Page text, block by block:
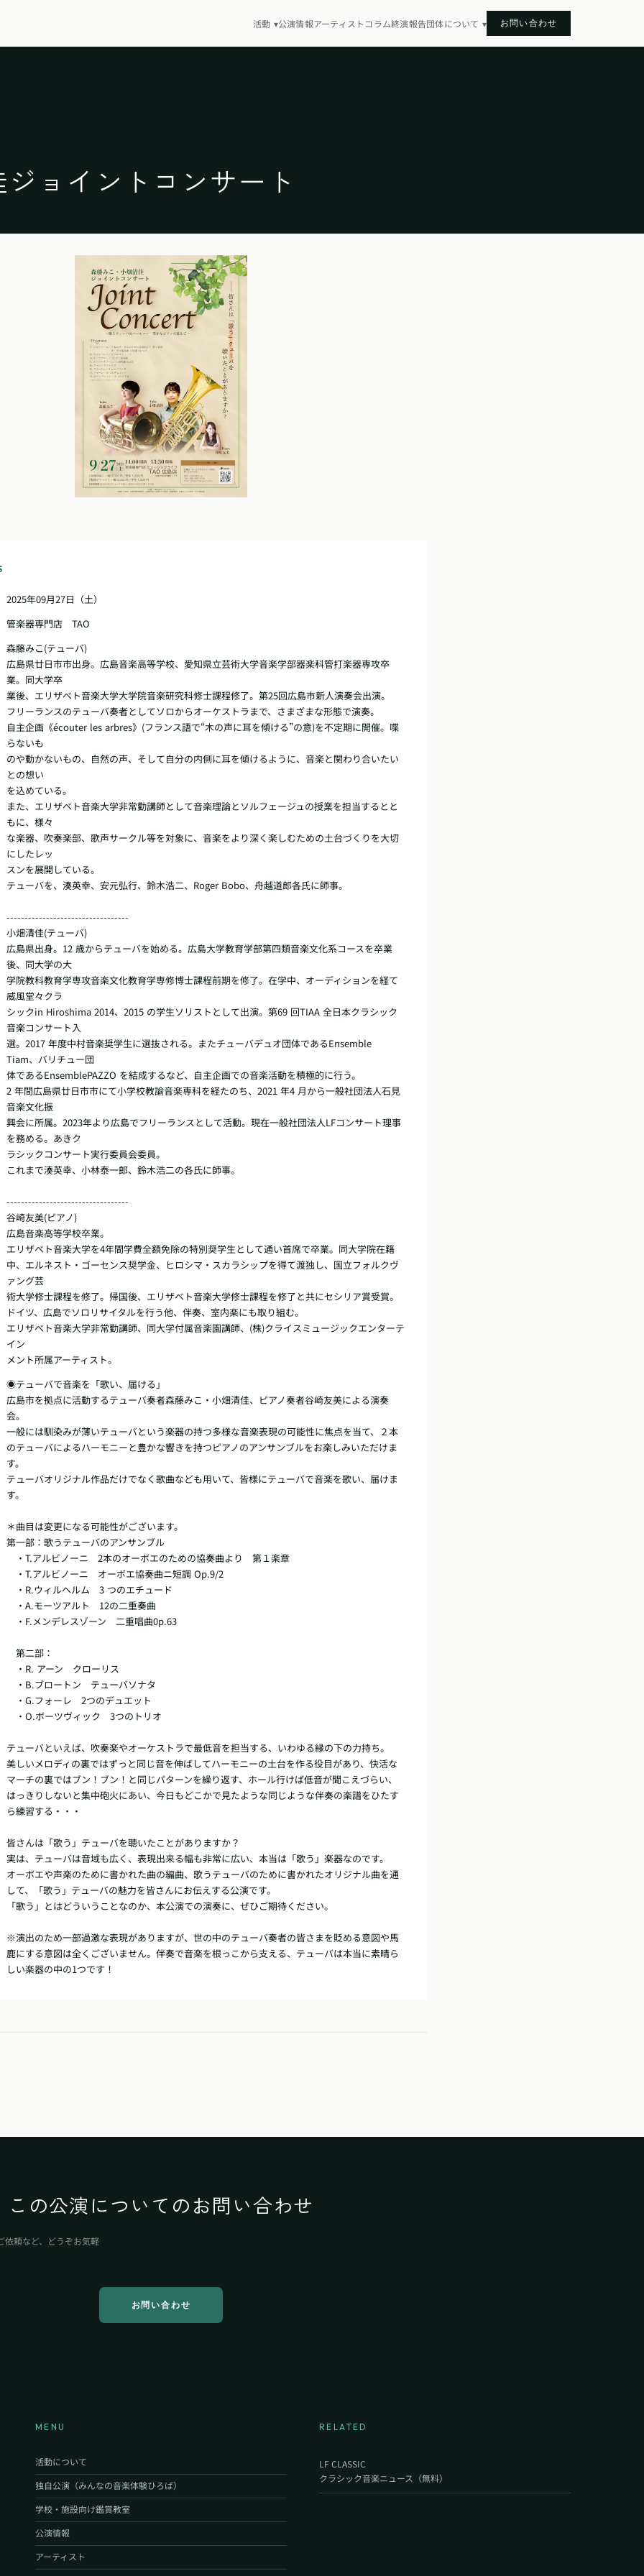
活動 ▾公演情報アーティスト コラム終演報告団体について ▾ お問い合わせ
ョイントコンサート
2025年09月27日（土）
管楽器専門店 TAO
森藤みこ(テューバ)
広島県廿日市市出身。広島音楽高等学校、愛知県立芸術大学音楽学部器楽科管打楽器専攻卒
業。同大学卒
業後、エリザベト音楽大学大学院音楽研究科修士課程修了。第25回広島市新人演奏会出演。
フリーランスのテューバ奏者としてソロからオーケストラまで、さまざまな形態で演奏。
自主企画《écouter les arbres》(フランス語で“木の声に耳を傾ける”の意)を不定期に開催。喋
らないも
のや動かないもの、自然の声、そして自分の内側に耳を傾けるように、音楽と関わり合いたい
との想い
を込めている。
また、エリザベト音楽大学非常勤講師として音楽理論とソルフェージュの授業を担当するとと
もに、様々
な楽器、吹奏楽部、歌声サークル等を対象に、音楽をより深く楽しむための土台づくりを大切
にしたレッ
スンを展開している。
テューバを、湊英幸、安元弘行、鈴木浩二、Roger Bobo、舟越道郎各氏に師事。
----------------------------------
小畑清佳(テューバ)
広島県出身。12 歳からテューバを始める。広島大学教育学部第四類音楽文化系コースを卒業
後、同大学の大
学院教科教育学専攻音楽文化教育学専修博士課程前期を修了。在学中、オーディションを経て
威風堂々クラ
シックin Hiroshima 2014、2015 の学生ソリストとして出演。第69 回TIAA 全日本クラシック
音楽コンサート入
選。2017 年度中村音楽奨学生に選抜される。またチューバデュオ団体であるEnsemble
Tiam、バリチュー団
体であるEnsemblePAZZO を結成するなど、自主企画での音楽活動を積極的に行う。
2 年間広島県廿日市市にて小学校教諭音楽専科を経たのち、2021 年4 月から一般社団法人石見
音楽文化振
興会に所属。2023年より広島でフリーランスとして活動。現在一般社団法人LFコンサート理事
を務める。あきク
ラシックコンサート実行委員会委員。
これまで湊英幸、小林泰一郎、鈴木浩二の各氏に師事。
----------------------------------
谷崎友美(ピアノ)
広島音楽高等学校卒業。
エリザベト音楽大学を4年間学費全額免除の特別奨学生として通い首席で卒業。同大学院在籍
中、エルネスト・ゴーセンス奨学金、ヒロシマ・スカラシップを得て渡独し、国立フォルクヴ
ァング芸
術大学修士課程を修了。帰国後、エリザベト音楽大学修士課程を修了と共にセシリア賞受賞。
ドイツ、広島でソロリサイタルを行う他、伴奏、室内楽にも取り組む。
エリザベト音楽大学非常勤講師、同大学付属音楽園講師、(株)クライスミュージックエンターテ
イン
メント所属アーティスト。
◉テューバで音楽を「歌い、届ける」
広島市を拠点に活動するテューバ奏者森藤みこ・小畑清佳、ピアノ奏者谷崎友美による演奏
会。
一般には馴染みが薄いテューバという楽器の持つ多様な音楽表現の可能性に焦点を当て、２本
のテューバによるハーモニーと豊かな響きを持つピアノのアンサンブルをお楽しみいただけま
す。
テューバオリジナル作品だけでなく歌曲なども用いて、皆様にテューバで音楽を歌い、届けま
す。
＊曲目は変更になる可能性がございます。
第一部：歌うテューバのアンサンブル
・T.アルビノーニ　2本のオーボエのための協奏曲より　第１楽章
・T.アルビノーニ　オーボエ協奏曲ニ短調 Op.9/2
・R.ウィルヘルム　3 つのエチュード
・A.モーツアルト　12の二重奏曲
・F.メンデレスゾーン　二重唱曲0p.63
第二部：
・R. アーン　クローリス
・B.ブロートン　テューバソナタ
・G.フォーレ　2つのデュエット
・O.ボーツヴィック　3つのトリオ
テューバといえば、吹奏楽やオーケストラで最低音を担当する、いわゆる縁の下の力持ち。
美しいメロディの裏ではずっと同じ音を伸ばしてハーモニーの土台を作る役目があり、快活な
マーチの裏ではブン！ブン！と同じパターンを繰り返す、ホール行けば低音が聞こえづらい、
はっきりしないと集中砲火にあい、今日もどこかで見たような同じような伴奏の楽譜をひたす
ら練習する・・・
皆さんは「歌う」テューバを聴いたことがありますか？
実は、テューバは音域も広く、表現出来る幅も非常に広い、本当は「歌う」楽器なのです。
オーボエや声楽のために書かれた曲の編曲、歌うテューバのために書かれたオリジナル曲を通
して、「歌う」テューバの魅力を皆さんにお伝えする公演です。
「歌う」とはどういうことなのか、本公演での演奏に、ぜひご期待ください。
※演出のため一部過激な表現がありますが、世の中のテューバ奏者の皆さまを貶める意図や馬
鹿にする意図は全くございません。伴奏で音楽を根っこから支える、テューバは本当に素晴ら
しい楽器の中の1つです！
この公演についてのお問い合わせ
依頼など、どうぞお気軽
お問い合わせ
MENU
活動について
独自公演（みんなの音楽体験ひろば）
学校・施設向け鑑賞教室
公演情報
アーティスト
RELATED
LF CLASSIC
クラシック音楽ニュース（無料）